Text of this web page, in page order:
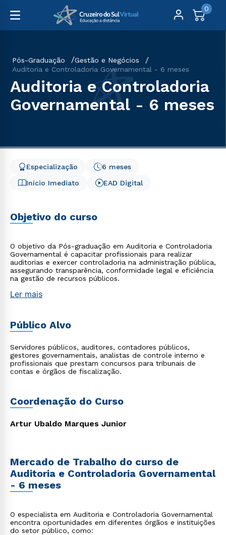
0
Pós-Graduação
Gestão e Negócios
Auditoria e Controladoria Governamental - 6 meses
Auditoria e Controladoria
Governamental - 6 meses
Início Imediato
6 meses
Especialização
EAD Digital
Objetivo do curso
O objetivo da Pós-graduação em Auditoria e Controladoria
Governamental é capacitar profissionais para realizar
auditorias e exercer controladoria na administração pública,
assegurando transparência, conformidade legal e eficiência
na gestão de recursos públicos.
Ler mais
Público Alvo
Servidores públicos, auditores, contadores públicos,
gestores governamentais, analistas de controle interno e
profissionais que prestam concursos para tribunais de
contas e órgãos de fiscalização.
Coordenação do Curso
Artur Ubaldo Marques Junior
Mercado de Trabalho do curso de
Auditoria e Controladoria Governamental
- 6 meses
O especialista em Auditoria e Controladoria Governamental
encontra oportunidades em diferentes órgãos e instituições
do setor público, como: